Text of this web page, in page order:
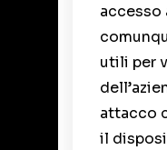
accesso
utili per
attacco
il